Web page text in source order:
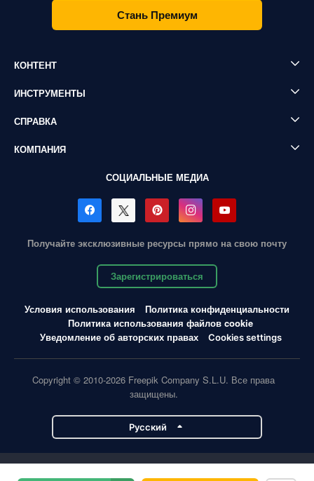
Стань Премиум
КОНТЕНТ
ИНСТРУМЕНТЫ
СПРАВКА
КОМПАНИЯ
СОЦИАЛЬНЫЕ МЕДИА
Получайте эксклюзивные ресурсы прямо на свою почту
Зарегистрироваться
Условия использования
Политика конфиденциальности
Политика использования файлов cookie
Уведомление об авторских правах
Cookies settings
Copyright © 2010-2026 Freepik Company S.L.U. Все права
защищены.
Pусский